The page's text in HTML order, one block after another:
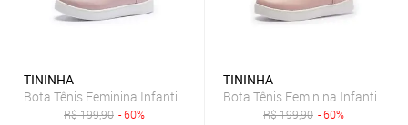
TININHA
Bota Tênis Feminina Infantil Tininha Menina Bordado Coração Rosê
R$199,90 - 60%
TININHA
Bota Tênis Feminina Infantil
R$199,90 - 60%